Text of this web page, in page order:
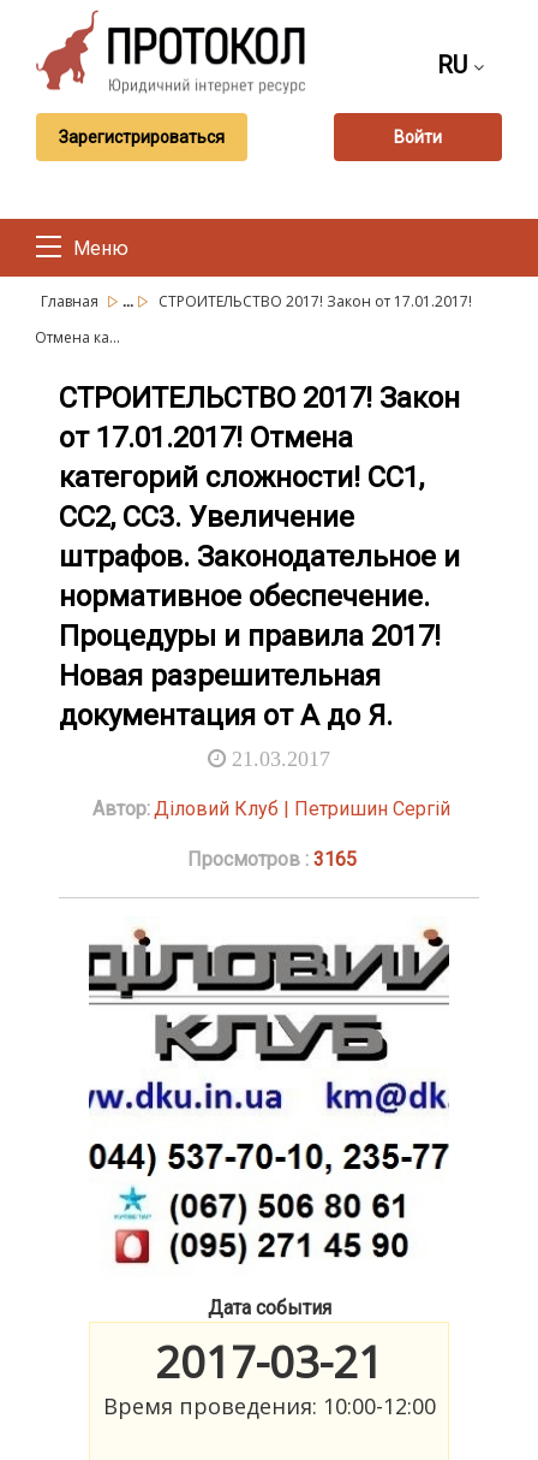
RU
Зарегистрироваться Войти
Меню
Главная ...
СТРОИТЕЛЬСТВО 2017! Закон от 17.01.2017!
Отмена ка...
СТРОИТЕЛЬСТВО 2017! Закон
от 17.01.2017! Отмена
категорий сложности! СС1,
СС2, СС3. Увеличение
штрафов. Законодательное и
нормативное обеспечение.
Процедуры и правила 2017!
Новая разрешительная
документация от А до Я.
21.03.2017
Автор:Діловий Клуб | Петришин Сергій
Просмотров : 3165
Дата события
2017-03-21
Время проведения: 10:00-12:00